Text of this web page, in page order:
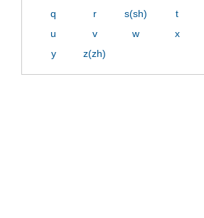
q
r s(sh)
t
u
v w
x
y
z(zh)